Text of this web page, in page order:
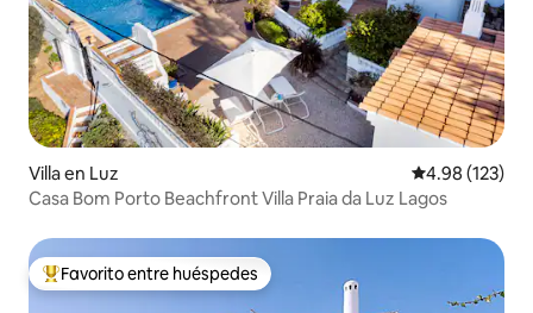
Villa en Luz Calificación
4.98 (123)
Casa Bom Porto Beachfront Villa Praia da Luz Lagos
Favorito entre huéspedes preferido
Favorito entre huéspedes